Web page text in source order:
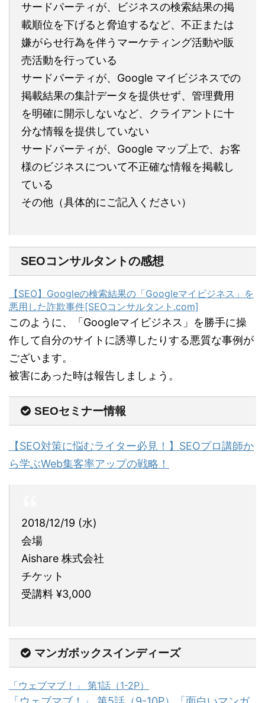
サードパーティが、ビジネスの検索結果の掲
載順位を下げると脅迫するなど、不正または
嫌がらせ行為を伴うマーケティング活動や販
売活動を行っている
サードパーティが、Google マイビジネスでの
掲載結果の集計データを提供せず、管理費用
を明確に開示しないなど、クライアントに十
分な情報を提供していない
サードパーティが、Google マップ上で、お客
様のビジネスについて不正確な情報を掲載し
ている
その他（具体的にご記入ください）
SEOコンサルタントの感想
【SEO】Googleの検索結果の「Googleマイビジネス」を
悪用した詐欺事件[SEOコンサルタント.com]
このように、「Googleマイビジネス」を勝手に操
作して自分のサイトに誘導したりする悪質な事例が
ございます。
被害にあった時は報告しましょう。
SEOセミナー情報
【SEO対策に悩むライター必見！】SEOプロ講師か
ら学ぶWeb集客率アップの戦略！
2018/12/19 (水)
会場
Aishare 株式会社
チケット
受講料 ¥3,000
マンガボックスインディーズ
「ウェブマブ！」 第1話（1-2P）